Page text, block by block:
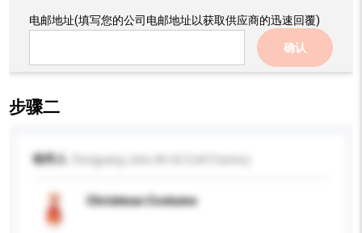
电邮地址(填写您的公司电邮地址以获取供应商的迅速回覆)
确认
步骤二
收件人
Christmas Costume